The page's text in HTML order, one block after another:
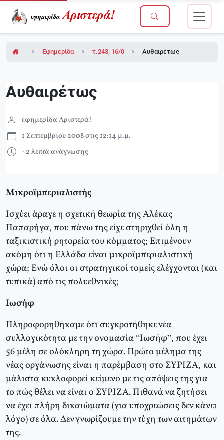
Εφημερίδα Αριστερά!τ.243, 16/05/2008Αυθαιρέτως
Αυθαιρέτως
εφημερίδα Αριστερά!
1 Σεπτεμβρίου 2008 στις 12:14 μ.μ.
~2 λεπτά ανάγνωσης
Μικροϊμπεριαλιστής
Ισχύει άραγε η σχετική θεωρία της Αλέκας
Παπαρήγα, που πάνω της είχε στηριχθεί όλη η
ταξικιστική ρητορεία του κόμματος; Επιμένουν
ακόμη ότι η Ελλάδα είναι μικροϊμπεριαλιστική
χώρα; Ενώ όλοι οι στρατηγικοί τομείς ελέγχονται (και
τυπικά) από τις πολυεθνικές;
Ιωσήφ
Πληροφορηθήκαμε ότι συγκροτήθηκε νέα
συλλογικότητα με την ονομασία “Ιωσήφ”, που έχει
56 μέλη σε ολόκληρη τη χώρα. Πρώτο μέλημα της
νέας οργάνωσης είναι η παρέμβαση στο ΣΥΡΙΖΑ, και
μάλιστα κυκλοφορεί κείμενο με τις απόψεις της για
το πώς θέλει να είναι ο ΣΥΡΙΖΑ. Πιθανά να ζητήσει
να έχει πλήρη δικαιώματα (για υποχρεώσεις δεν κάνει
λόγο) σε όλα. Δεν γνωρίζουμε την τύχη των αιτημάτων
της.